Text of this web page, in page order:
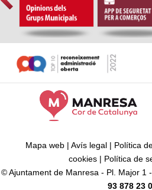
Mapa web | Avís legal | Política
cookies | Política de
© Ajuntament de Manresa - Pl. Major 1
93 878 23